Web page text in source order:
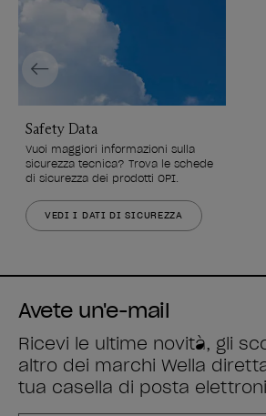
Safety Data
Vuoi maggiori informazioni sulla
sicurezza tecnica? Trova le schede
di sicurezza dei prodotti OPI.
VEDI I DATI DI SICUREZZA
Previous
Avete un'e-mail
Ricevi le ultime novità, gli
altro dei marchi Wella
tua casella di posta